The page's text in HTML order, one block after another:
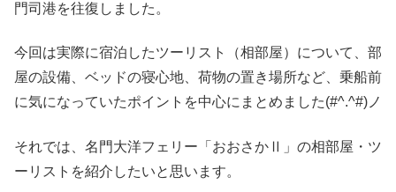
門司港を往復しました。
今回は実際に宿泊したツーリスト（相部屋）について、部
屋の設備、ベッドの寝心地、荷物の置き場所など、乗船前
に気になっていたポイントを中心にまとめました(#^.^#)ノ
それでは、名門大洋フェリー「おおさかⅡ」の相部屋・ツ
ーリストを紹介したいと思います。